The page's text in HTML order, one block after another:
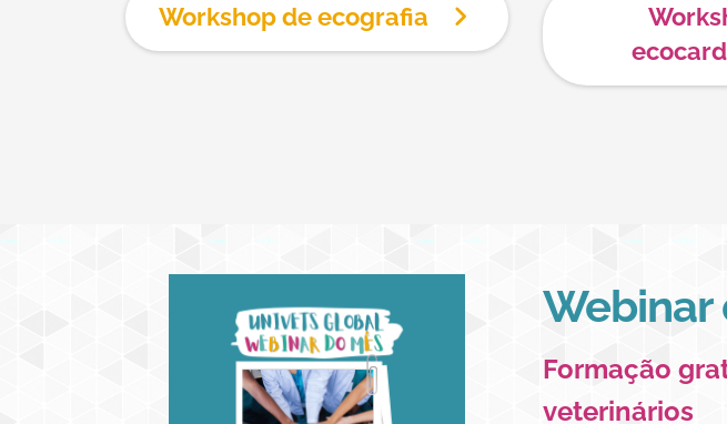
Workshop de ecografia
Webinar
Formação
veterinários